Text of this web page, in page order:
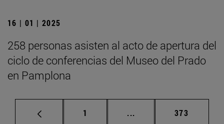
16 | 01 | 2025
258 personas asisten al acto de apertura del
ciclo de conferencias del Museo del Prado
en Pamplona
Página
1 ... Páginas intermedias
Página
373